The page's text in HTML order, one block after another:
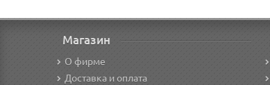
Магазин
О фирме
Доставка и оплата